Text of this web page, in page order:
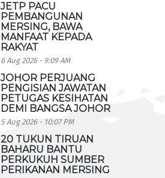
JETP PACU
PEMBANGUNAN
MERSING, BAWA
MANFAAT KEPADA
RAKYAT
6 Aug 2026 - 9:09 AM
JOHOR PERJUANG
PENGISIAN JAWATAN
PETUGAS KESIHATAN
DEMI BANGSA JOHOR
5 Aug 2026 - 10:07 PM
20 TUKUN TIRUAN
BAHARU BANTU
PERKUKUH SUMBER
PERIKANAN MERSING